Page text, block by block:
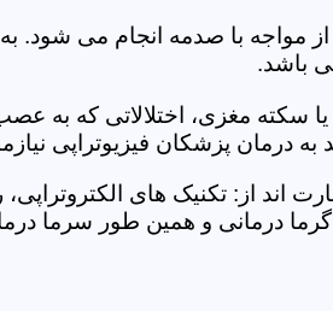
مواجه با صدمه انجام می شود.
باشد.
سکته مغزی، اختلالاتی که به
درمان پزشکان فیزیوتراپی
اند از: تکنیک های
درمانی و همین طور سرما